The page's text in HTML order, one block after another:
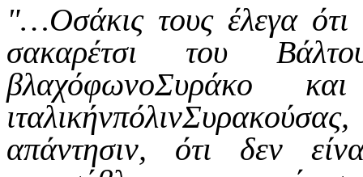
"…Οσάκις τους έλεγα
σακαρέτσι του
βλαχόφωνοΣυράκο
απάντησιν, ότι δεν